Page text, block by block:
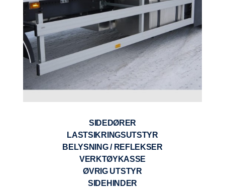
SIDEDØRER
LASTSIKRINGSUTSTYR
BELYSNING / REFLEKSER
VERKTØYKASSE
ØVRIG UTSTYR
SIDEHINDER